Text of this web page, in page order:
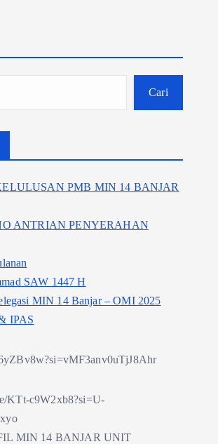
Cari
PMB MIN 14 BANJAR
ANTRIAN PENYERAHAN
SAW 1447 H
MIN 14 Banjar – OMI 2025
IPAS
KTt-c9W2xb8?si=U-
MIN 14 BANJAR UNIT